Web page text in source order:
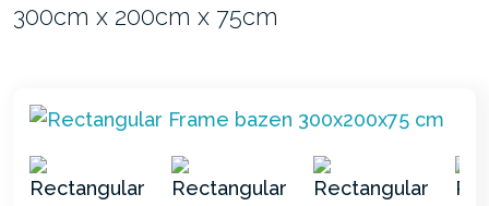
300cm x 200cm x 75cm